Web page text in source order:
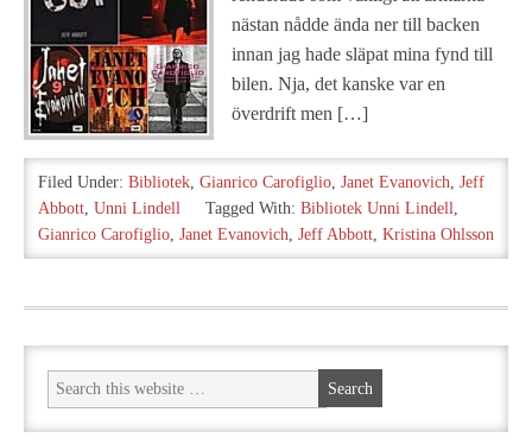
nästan nådde ända ner till backen
innan jag hade släpat mina fynd till
bilen. Nja, det kanske var en
överdrift men […]
Filed Under: Bibliotek, Gianrico Carofiglio, Janet Evanovich, Jeff
Abbott, Unni Lindell Tagged With: Bibliotek Unni Lindell,
Gianrico Carofiglio, Janet Evanovich, Jeff Abbott, Kristina Ohlsson